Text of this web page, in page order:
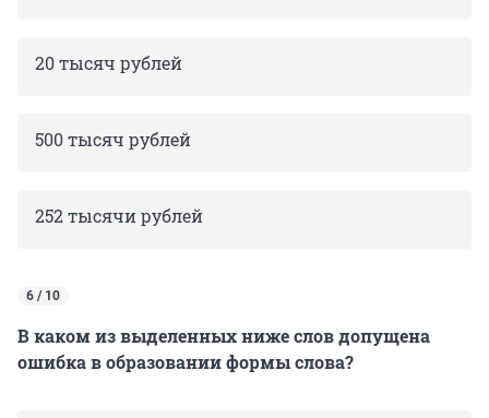
20 тысяч рублей
500 тысяч рублей
252 тысячи рублей
6 / 10
В каком из выделенных ниже слов допущена
ошибка в образовании формы слова?